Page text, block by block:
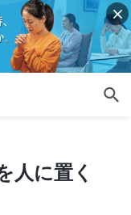
人に置く